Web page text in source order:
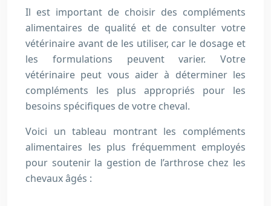
Il est important de choisir des compléments
alimentaires de qualité et de consulter votre
vétérinaire avant de les utiliser, car le dosage et
les formulations peuvent varier. Votre
vétérinaire peut vous aider à déterminer les
compléments les plus appropriés pour les
besoins spécifiques de votre cheval.
Voici un tableau montrant les compléments
alimentaires les plus fréquemment employés
pour soutenir la gestion de l’arthrose chez les
chevaux âgés :